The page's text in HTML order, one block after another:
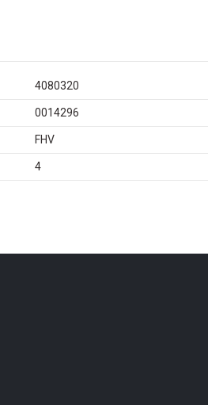
4080320
0014296
FHV
4